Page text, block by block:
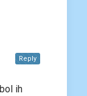
ih
Reply